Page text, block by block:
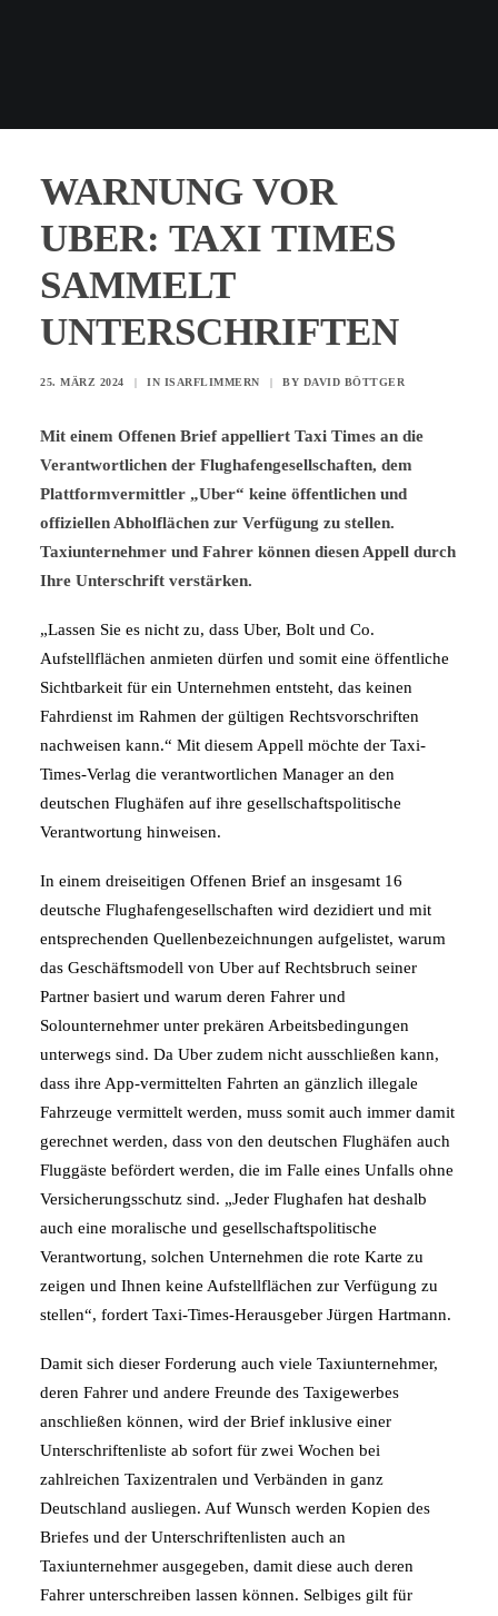
WARNUNG VOR
UBER: TAXI TIMES
SAMMELT
UNTERSCHRIFTEN
25. MÄRZ 2024 | IN ISARFLIMMERN | BY DAVID BÖTTGER
Mit einem Offenen Brief appelliert Taxi Times an die
Verantwortlichen der Flughafengesellschaften, dem
Plattformvermittler „Uber“ keine öffentlichen und
offiziellen Abholflächen zur Verfügung zu stellen.
Taxiunternehmer und Fahrer können diesen Appell durch
Ihre Unterschrift verstärken.
„Lassen Sie es nicht zu, dass Uber, Bolt und Co.
Aufstellflächen anmieten dürfen und somit eine öffentliche
Sichtbarkeit für ein Unternehmen entsteht, das keinen
Fahrdienst im Rahmen der gültigen Rechtsvorschriften
nachweisen kann.“ Mit diesem Appell möchte der Taxi-
Times-Verlag die verantwortlichen Manager an den
deutschen Flughäfen auf ihre gesellschaftspolitische
Verantwortung hinweisen.
In einem dreiseitigen Offenen Brief an insgesamt 16
deutsche Flughafengesellschaften wird dezidiert und mit
entsprechenden Quellenbezeichnungen aufgelistet, warum
das Geschäftsmodell von Uber auf Rechtsbruch seiner
Partner basiert und warum deren Fahrer und
Solounternehmer unter prekären Arbeitsbedingungen
unterwegs sind. Da Uber zudem nicht ausschließen kann,
dass ihre App-vermittelten Fahrten an gänzlich illegale
Fahrzeuge vermittelt werden, muss somit auch immer damit
gerechnet werden, dass von den deutschen Flughäfen auch
Fluggäste befördert werden, die im Falle eines Unfalls ohne
Versicherungsschutz sind. „Jeder Flughafen hat deshalb
auch eine moralische und gesellschaftspolitische
Verantwortung, solchen Unternehmen die rote Karte zu
zeigen und Ihnen keine Aufstellflächen zur Verfügung zu
stellen“, fordert Taxi-Times-Herausgeber Jürgen Hartmann.
Damit sich dieser Forderung auch viele Taxiunternehmer,
deren Fahrer und andere Freunde des Taxigewerbes
anschließen können, wird der Brief inklusive einer
Unterschriftenliste ab sofort für zwei Wochen bei
zahlreichen Taxizentralen und Verbänden in ganz
Deutschland ausliegen. Auf Wunsch werden Kopien des
Briefes und der Unterschriftenlisten auch an
Taxiunternehmer ausgegeben, damit diese auch deren
Fahrer unterschreiben lassen können. Selbiges gilt für